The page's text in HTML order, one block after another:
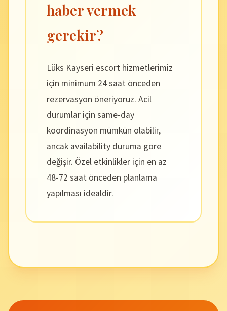
haber vermek
gerekir?
Lüks Kayseri escort hizmetlerimiz
için minimum 24 saat önceden
rezervasyon öneriyoruz. Acil
durumlar için same-day
koordinasyon mümkün olabilir,
ancak availability duruma göre
değişir. Özel etkinlikler için en az
48-72 saat önceden planlama
yapılması idealdir.